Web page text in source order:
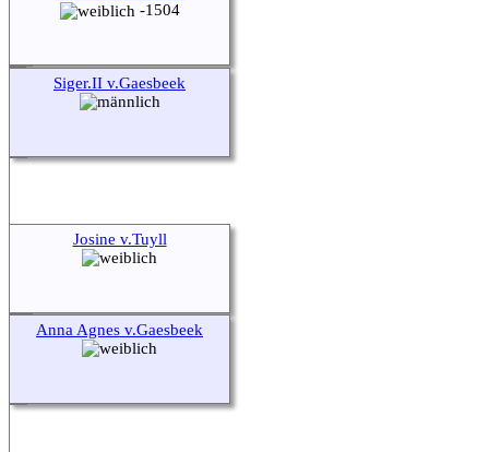
-1504
Siger.II v.Gaesbeek
Josine v.Tuyll
Anna Agnes v.Gaesbeek